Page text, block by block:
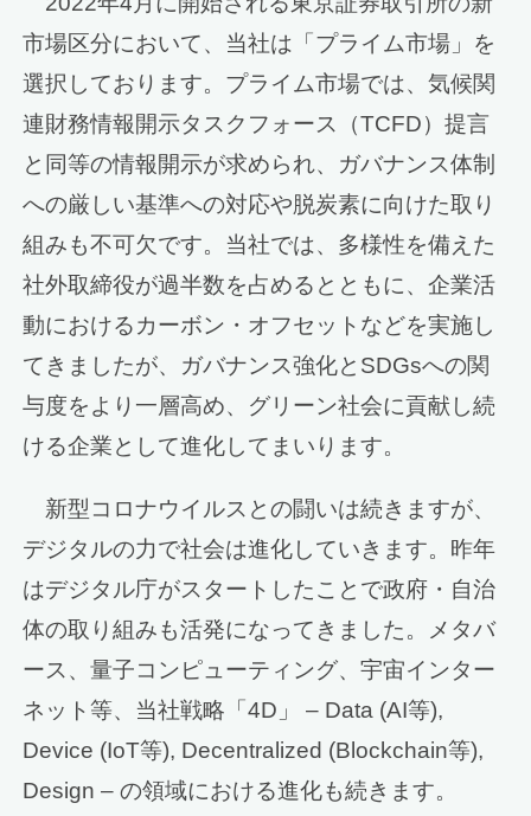
市場区分において、当社は「プライム市場」を
選択しております。プライム市場では、気候関
連財務情報開示タスクフォース（TCFD）提言
と同等の情報開示が求められ、ガバナンス体制
への厳しい基準への対応や脱炭素に向けた取り
組みも不可欠です。当社では、多様性を備えた
社外取締役が過半数を占めるとともに、企業活
動におけるカーボン・オフセットなどを実施し
てきましたが、ガバナンス強化とSDGsへの関
与度をより一層高め、グリーン社会に貢献し続
ける企業として進化してまいります。
新型コロナウイルスとの闘いは続きますが、
デジタルの力で社会は進化していきます。昨年
はデジタル庁がスタートしたことで政府・自治
体の取り組みも活発になってきました。メタバ
ース、量子コンピューティング、宇宙インター
ネット等、当社戦略「4D」 – Data (AI等),
Device (IoT等), Decentralized (Blockchain等),
Design – の領域における進化も続きます。